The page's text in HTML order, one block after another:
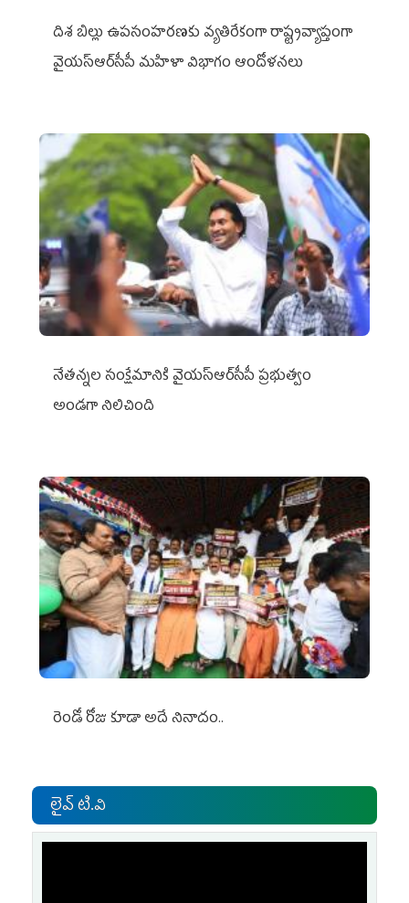
దిశ బిల్లు ఉపసంహరణకు వ్యతిరేకంగా రాష్ట్రవ్యాప్తంగా
వైయ‌స్ఆర్‌సీపీ మహిళా విభాగం ఆందోళనలు
నేతన్నల సంక్షేమానికి వైయ‌స్ఆర్‌సీపీ ప్రభుత్వం
అండగా నిలిచింది
రెండో రోజు కూడా అదే నినాదం..
లైవ్ టి.వి